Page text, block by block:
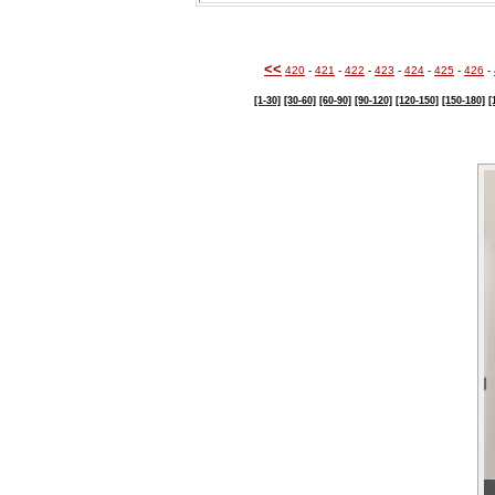
<< 420 - 421 - 422 - 423 - 424 - 425 - 426 -
[1-30] [30-60] [60-90] [90-120] [120-150] [150-180]